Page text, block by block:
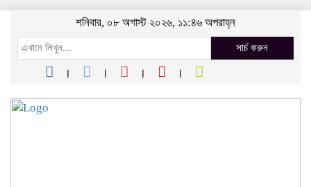
শনিবার, ০৮ অগাস্ট ২০২৬, ১১:৪৬ অপরাহ্ন
সার্চ করুন